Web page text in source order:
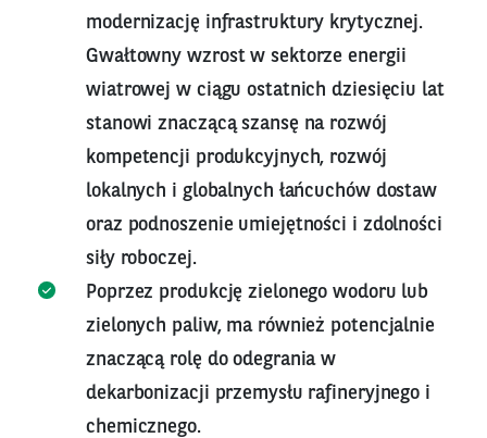
modernizację infrastruktury krytycznej.
Gwałtowny wzrost w sektorze energii
wiatrowej w ciągu ostatnich dziesięciu lat
stanowi znaczącą szansę na rozwój
kompetencji produkcyjnych, rozwój
lokalnych i globalnych łańcuchów dostaw
oraz podnoszenie umiejętności i zdolności
siły roboczej.
Poprzez produkcję zielonego wodoru lub
zielonych paliw, ma również potencjalnie
znaczącą rolę do odegrania w
dekarbonizacji przemysłu rafineryjnego i
chemicznego.